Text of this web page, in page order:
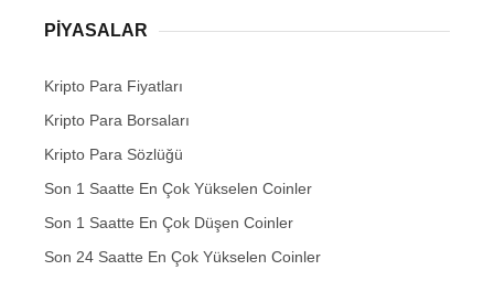
PIYASALAR
Kripto Para Fiyatları
Kripto Para Borsaları
Kripto Para Sözlüğü
Son 1 Saatte En Çok Yükselen Coinler
Son 1 Saatte En Çok Düşen Coinler
Son 24 Saatte En Çok Yükselen Coinler